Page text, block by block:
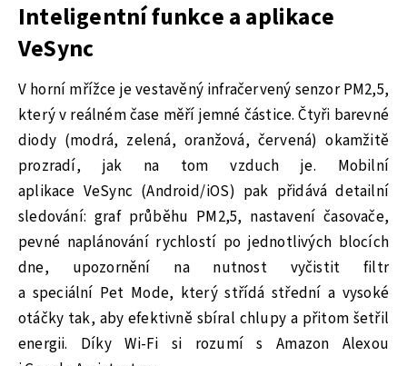
Inteligentní funkce a aplikace
VeSync
V horní mřížce je vestavěný infračervený senzor PM2,5,
který v reálném čase měří jemné částice. Čtyři barevné
diody (modrá, zelená, oranžová, červená) okamžitě
prozradí, jak na tom vzduch je. Mobilní
aplikace VeSync (Android/iOS) pak přidává detailní
sledování: graf průběhu PM2,5, nastavení časovače,
pevné naplánování rychlostí po jednotlivých blocích
dne, upozornění na nutnost vyčistit filtr
a speciální Pet Mode, který střídá střední a vysoké
otáčky tak, aby efektivně sbíral chlupy a přitom šetřil
energii. Díky Wi‑Fi si rozumí s Amazon Alexou